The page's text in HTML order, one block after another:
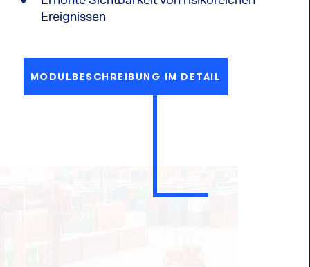
Ereignissen
MODULBESCHREIBUNG IM DETAIL